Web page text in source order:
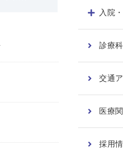
入院
診療
交通
医療
採用